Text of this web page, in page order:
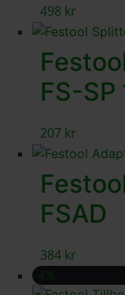
498 kr
FS-
207 kr
FSAD
384 kr
-4%